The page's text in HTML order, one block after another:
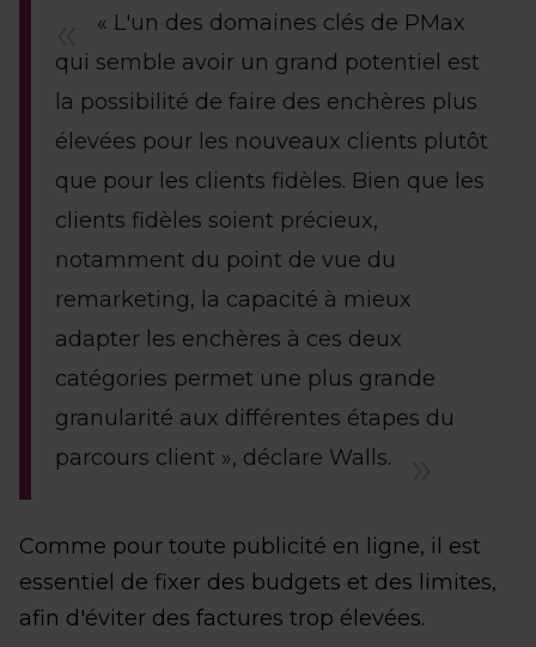
« L'un des domaines clés de PMax
qui semble avoir un grand potentiel est
la possibilité de faire des enchères plus
élevées pour les nouveaux clients plutôt
que pour les clients fidèles. Bien que les
clients fidèles soient précieux,
notamment du point de vue du
remarketing, la capacité à mieux
adapter les enchères à ces deux
catégories permet une plus grande
granularité aux différentes étapes du
parcours client », déclare Walls.
Comme pour toute publicité en ligne, il est
essentiel de fixer des budgets et des limites,
afin d'éviter des factures trop élevées.